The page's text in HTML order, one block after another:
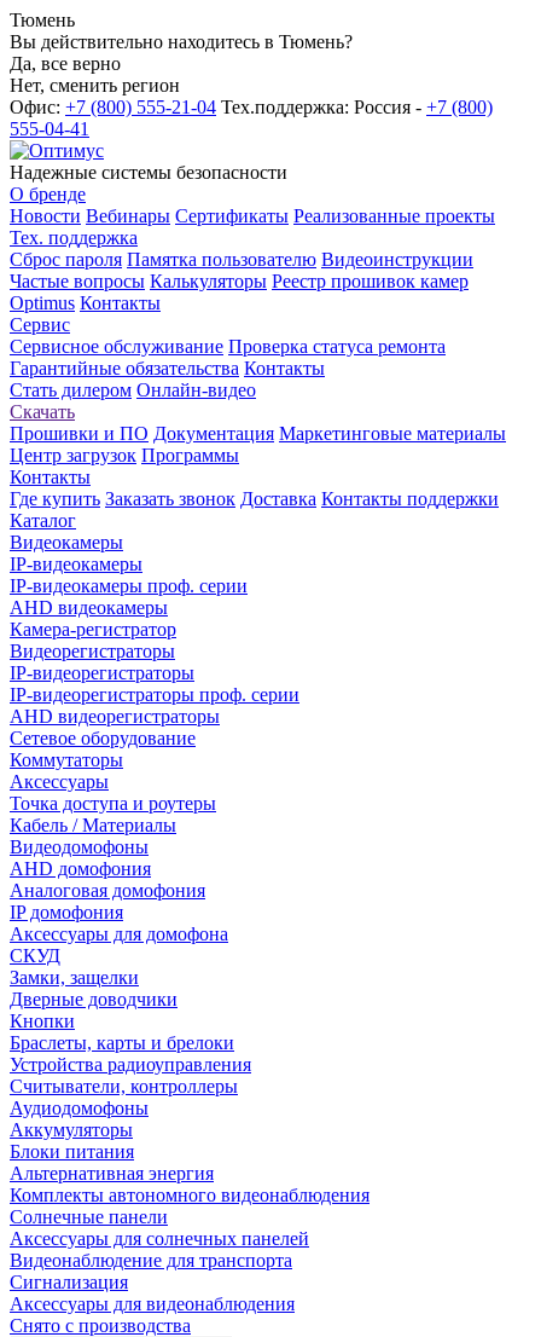
Тюмень
Вы действительно находитесь в Тюмень?
Да, все верно
Нет, сменить регион
Офис: +7 (800) 555-21-04 Тех.поддержка: Россия - +7 (800)
555-04-41
Надежные системы безопасности
О бренде
Новости Вебинары Сертификаты Реализованные проекты
Тех. поддержка
Сброс пароля Памятка пользователю Видеоинструкции
Частые вопросы Калькуляторы Реестр прошивок камер
Optimus Контакты
Сервис
Сервисное обслуживание Проверка статуса ремонта
Гарантийные обязательства Контакты
Стать дилером Онлайн-видео
Скачать
Прошивки и ПО Документация Маркетинговые материалы
Центр загрузок Программы
Контакты
Где купить Заказать звонок Доставка Контакты поддержки
Каталог
Видеокамеры
IP-видеокамеры
IP-видеокамеры проф. серии
AHD видеокамеры
Камера-регистратор
Видеорегистраторы
IP-видеорегистраторы
IP-видеорегистраторы проф. серии
AHD видеорегистраторы
Сетевое оборудование
Коммутаторы
Аксессуары
Точка доступа и роутеры
Кабель / Материалы
Видеодомофоны
AHD домофония
Аналоговая домофония
IP домофония
Аксессуары для домофона
СКУД
Замки, защелки
Дверные доводчики
Кнопки
Браслеты, карты и брелоки
Устройства радиоуправления
Считыватели, контроллеры
Аудиодомофоны
Аккумуляторы
Блоки питания
Альтернативная энергия
Комплекты автономного видеонаблюдения
Солнечные панели
Аксессуары для солнечных панелей
Видеонаблюдение для транспорта
Сигнализация
Аксессуары для видеонаблюдения
Снято с производства